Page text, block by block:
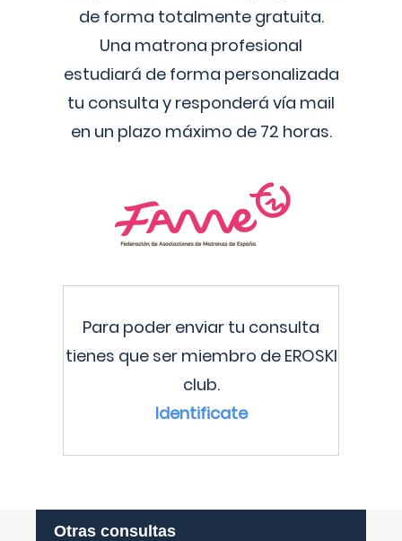
de forma totalmente gratuita.
Una matrona profesional
estudiará de forma personalizada
tu consulta y responderá vía mail
en un plazo máximo de 72 horas.
Para poder enviar tu consulta
tienes que ser miembro de EROSKI
club.
Identificate
Otras consultas